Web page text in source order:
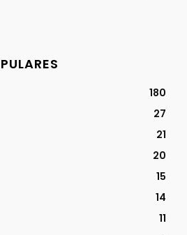
180
27
21
20
15
14
11